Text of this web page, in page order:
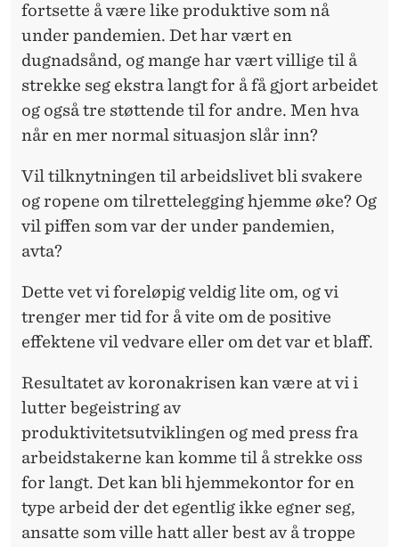
fortsette å være like produktive som nå
under pandemien. Det har vært en
dugnadsånd, og mange har vært villige til å
strekke seg ekstra langt for å få gjort arbeidet
og også tre støttende til for andre. Men hva
når en mer normal situasjon slår inn?
Vil tilknytningen til arbeidslivet bli svakere
og ropene om tilrettelegging hjemme øke? Og
vil piffen som var der under pandemien,
avta?
Dette vet vi foreløpig veldig lite om, og vi
trenger mer tid for å vite om de positive
effektene vil vedvare eller om det var et blaff.
Resultatet av koronakrisen kan være at vi i
lutter begeistring av
produktivitetsutviklingen og med press fra
arbeidstakerne kan komme til å strekke oss
for langt. Det kan bli hjemmekontor for en
type arbeid der det egentlig ikke egner seg,
ansatte som ville hatt aller best av å troppe